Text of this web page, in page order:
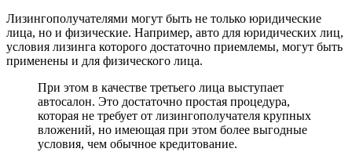
Лизингополучателями могут быть не только юридические
лица, но и физические. Например, авто для юридических лиц,
условия лизинга которого достаточно приемлемы, могут быть
применены и для физического лица.
При этом в качестве третьего лица выступает
автосалон. Это достаточно простая процедура,
которая не требует от лизингополучателя крупных
вложений, но имеющая при этом более выгодные
условия, чем обычное кредитование.